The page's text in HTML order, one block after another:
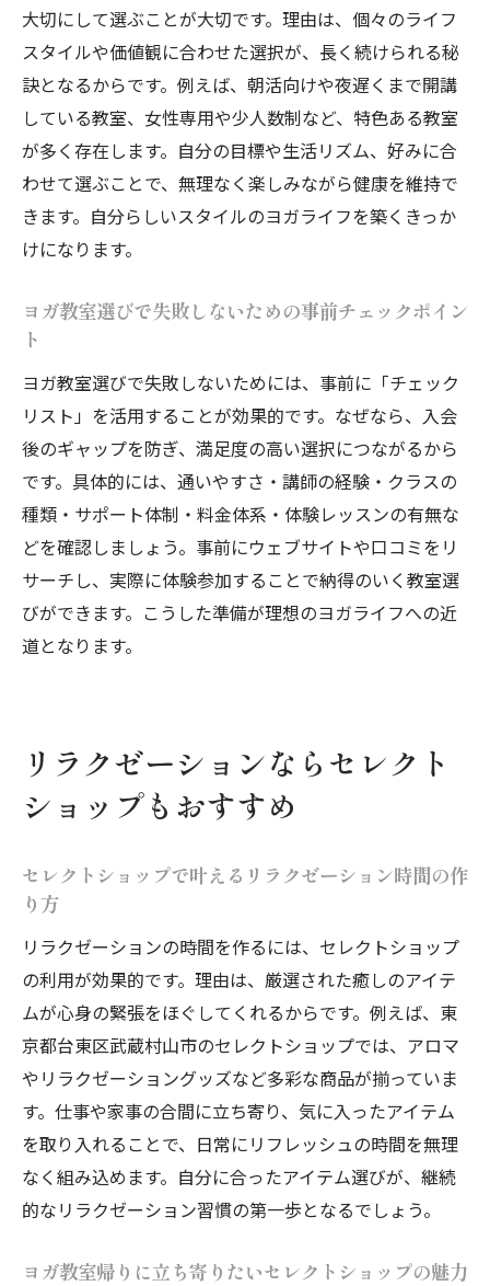
大切にして選ぶことが大切です。理由は、個々のライフ
スタイルや価値観に合わせた選択が、長く続けられる秘
訣となるからです。例えば、朝活向けや夜遅くまで開講
している教室、女性専用や少人数制など、特色ある教室
が多く存在します。自分の目標や生活リズム、好みに合
わせて選ぶことで、無理なく楽しみながら健康を維持で
きます。自分らしいスタイルのヨガライフを築くきっか
けになります。
ヨガ教室選びで失敗しないための事前チェックポイン
ト
ヨガ教室選びで失敗しないためには、事前に「チェック
リスト」を活用することが効果的です。なぜなら、入会
後のギャップを防ぎ、満足度の高い選択につながるから
です。具体的には、通いやすさ・講師の経験・クラスの
種類・サポート体制・料金体系・体験レッスンの有無な
どを確認しましょう。事前にウェブサイトや口コミをリ
サーチし、実際に体験参加することで納得のいく教室選
びができます。こうした準備が理想のヨガライフへの近
道となります。
リラクゼーションならセレクト
ショップもおすすめ
セレクトショップで叶えるリラクゼーション時間の作
り方
リラクゼーションの時間を作るには、セレクトショップ
の利用が効果的です。理由は、厳選された癒しのアイテ
ムが心身の緊張をほぐしてくれるからです。例えば、東
京都台東区武蔵村山市のセレクトショップでは、アロマ
やリラクゼーショングッズなど多彩な商品が揃っていま
す。仕事や家事の合間に立ち寄り、気に入ったアイテム
を取り入れることで、日常にリフレッシュの時間を無理
なく組み込めます。自分に合ったアイテム選びが、継続
的なリラクゼーション習慣の第一歩となるでしょう。
ヨガ教室帰りに立ち寄りたいセレクトショップの魅力